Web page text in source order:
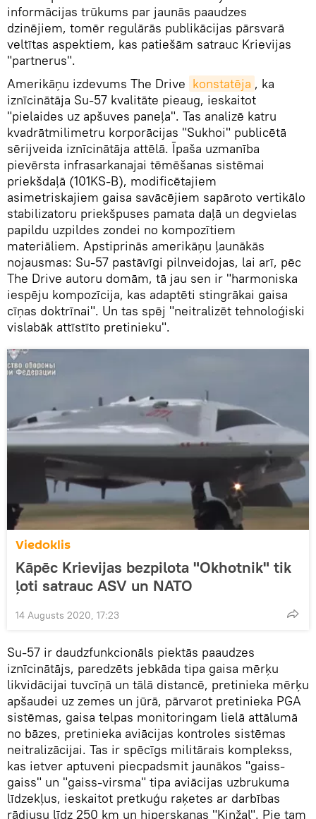
informācijas trūkums par jaunās paaudzes
dzinējiem, tomēr regulārās publikācijas pārsvarā
veltītas aspektiem, kas patiešām satrauc Krievijas
"partnerus".
Amerikāņu izdevums The Drive konstatēja , ka
iznīcinātāja Su-57 kvalitāte pieaug, ieskaitot
"pielaides uz apšuves paneļa". Tas analizē katru
kvadrātmilimetru korporācijas "Sukhoi" publicētā
sērijveida iznīcinātāja attēlā. Īpaša uzmanība
pievērsta infrasarkanajai tēmēšanas sistēmai
priekšdaļā (101KS-B), modificētajiem
asimetriskajiem gaisa savācējiem sapāroto vertikālo
stabilizatoru priekšpuses pamata daļā un degvielas
papildu uzpildes zondei no kompozītiem
materiāliem. Apstiprinās amerikāņu ļaunākās
nojausmas: Su-57 pastāvīgi pilnveidojas, lai arī, pēc
The Drive autoru domām, tā jau sen ir "harmoniska
iespēju kompozīcija, kas adaptēti stingrākai gaisa
cīņas doktrīnai". Un tas spēj "neitralizēt tehnoloģiski
vislabāk attīstīto pretinieku".
Viedoklis
Kāpēc Krievijas bezpilota "Okhotnik" tik
ļoti satrauc ASV un NATO
14 Augusts 2020, 17:23
Su-57 ir daudzfunkcionāls piektās paaudzes
iznīcinātājs, paredzēts jebkāda tipa gaisa mērķu
likvidācijai tuvcīņā un tālā distancē, pretinieka mērķu
apšaudei uz zemes un jūrā, pārvarot pretinieka PGA
sistēmas, gaisa telpas monitoringam lielā attālumā
no bāzes, pretinieka aviācijas kontroles sistēmas
neitralizācijai. Tas ir spēcīgs militārais komplekss,
kas ietver aptuveni piecpadsmit jaunākos "gaiss-
gaiss" un "gaiss-virsma" tipa aviācijas uzbrukuma
līdzekļus, ieskaitot pretkuģu raķetes ar darbības
rādiusu līdz 250 km un hiperskaņas "Kinžal". Pie tam